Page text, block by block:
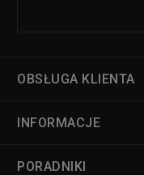
OBSŁUGA KLIENTA
INFORMACJE
PORADNIKI